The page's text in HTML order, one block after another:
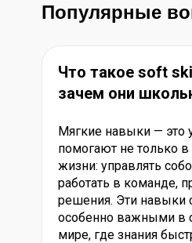
Популярные
Что такое soft
зачем они
Мягкие навыки — это
помогают не только в
жизни: управлять
работать в команде,
решения. Эти навыки
особенно важными в
мире, где знания